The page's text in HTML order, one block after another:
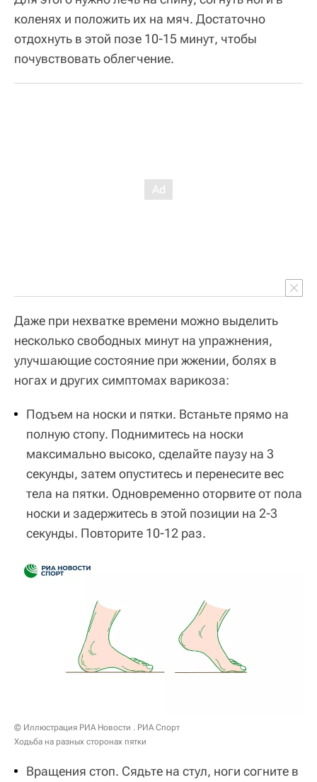
коленях и положить их на мяч. Достаточно
отдохнуть в этой позе 10-15 минут, чтобы
почувствовать облегчение.
Даже при нехватке времени можно выделить
несколько свободных минут на упражнения,
улучшающие состояние при жжении, болях в
ногах и других симптомах варикоза:
Подъем на носки и пятки. Встаньте прямо на
полную стопу. Поднимитесь на носки
максимально высоко, сделайте паузу на 3
секунды, затем опуститесь и перенесите вес
тела на пятки. Одновременно оторвите от пола
носки и задержитесь в этой позиции на 2-3
секунды. Повторите 10-12 раз.
© Иллюстрация РИА Новости . РИА Спорт
Ходьба на разных сторонах пятки
Вращения стоп. Сядьте на стул, ноги согните в